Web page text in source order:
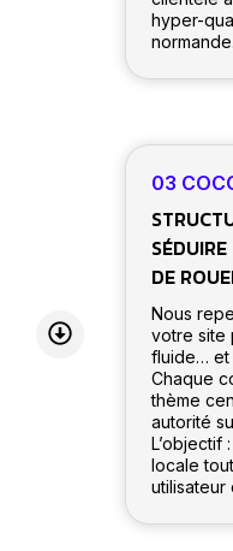
hyper-
normande.
03
DE
Nous
votre site
fluide… et
Chaque
thème
autorité
L’objectif
locale
utilisateur